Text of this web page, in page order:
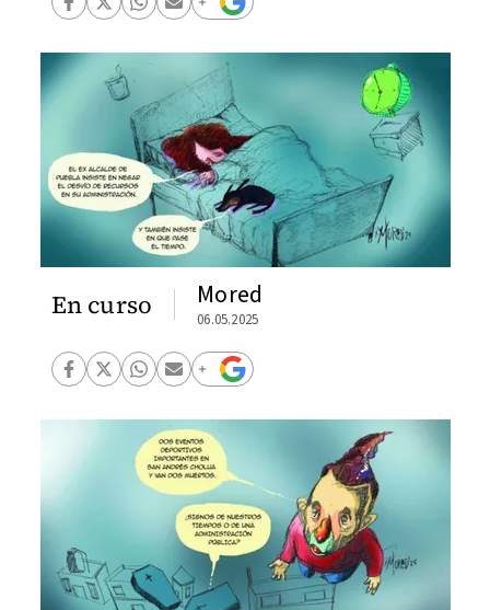
En curso Mored
06.05.2025